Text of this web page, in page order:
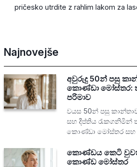
pričesko utrdite z rahlim lakom za
Najnovejše
අවුරුදු 50න් පසු
කොණ්ඩා මෝස්තර:
පරිමාව
වයස 50න් පසු
සහ දීප්තිය
කොණ්ඩා මෝස්තර සහ
කොණ්ඩය කෙටි වුවත්
කොණ්ඩ මෝස්තර